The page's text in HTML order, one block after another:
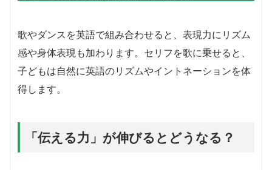
歌やダンスを英語で組み合わせると、表現力にリズム
感や身体表現も加わります。セリフを歌に乗せると、
子どもは自然に英語のリズムやイントネーションを体
得します。
「伝える力」が伸びるとどうなる？